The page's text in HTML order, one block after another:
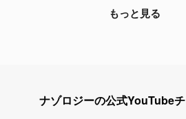
もっと見る
ナゾロジーの公式YouTube